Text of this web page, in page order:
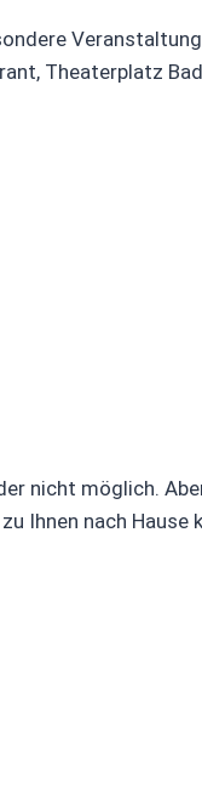
Theaterplatz
nicht möglich.
Ihnen nach Hause